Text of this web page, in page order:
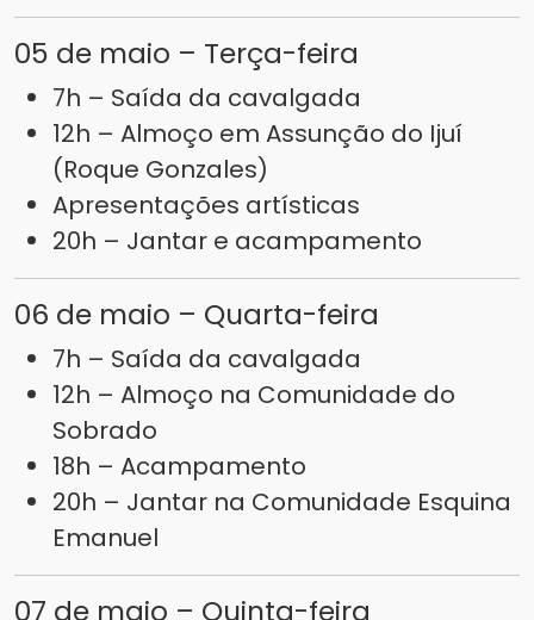
05 de maio – Terça-feira
7h – Saída da cavalgada
12h – Almoço em Assunção do Ijuí
(Roque Gonzales)
Apresentações artísticas
20h – Jantar e acampamento
06 de maio – Quarta-feira
7h – Saída da cavalgada
12h – Almoço na Comunidade do
Sobrado
18h – Acampamento
20h – Jantar na Comunidade Esquina
Emanuel
07 de maio – Quinta-feira